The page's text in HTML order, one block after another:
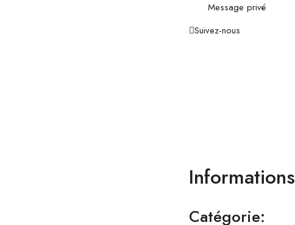
Message privé
Suivez-nous
Informations
Catégorie: